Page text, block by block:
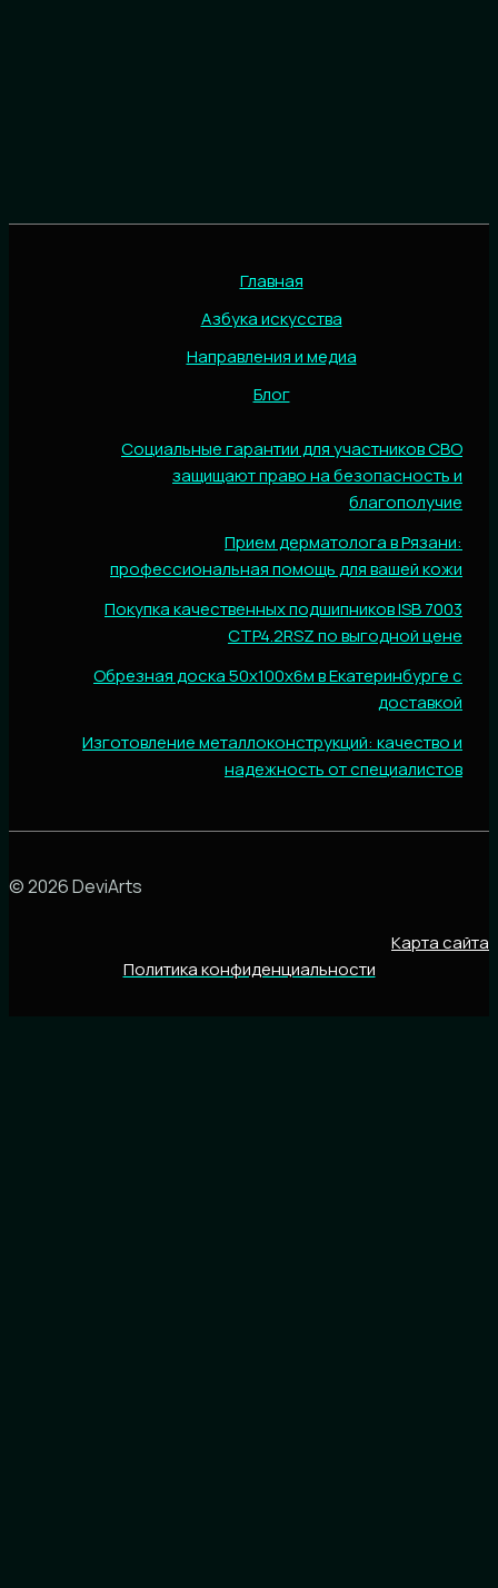
Главная
Азбука искусства
Направления и медиа
Блог
Социальные гарантии для участников СВО
защищают право на безопасность и
благополучие
Прием дерматолога в Рязани:
профессиональная помощь для вашей кожи
Покупка качественных подшипников ISB 7003
CTP4.2RSZ по выгодной цене
Обрезная доска 50х100х6м в Екатеринбурге с
доставкой
Изготовление металлоконструкций: качество и
надежность от специалистов
© 2026 DeviArts
Карта сайта
Политика конфиденциальности